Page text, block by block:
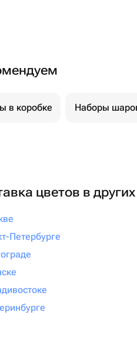
в коробке Наборы
цветов в
Петербурге